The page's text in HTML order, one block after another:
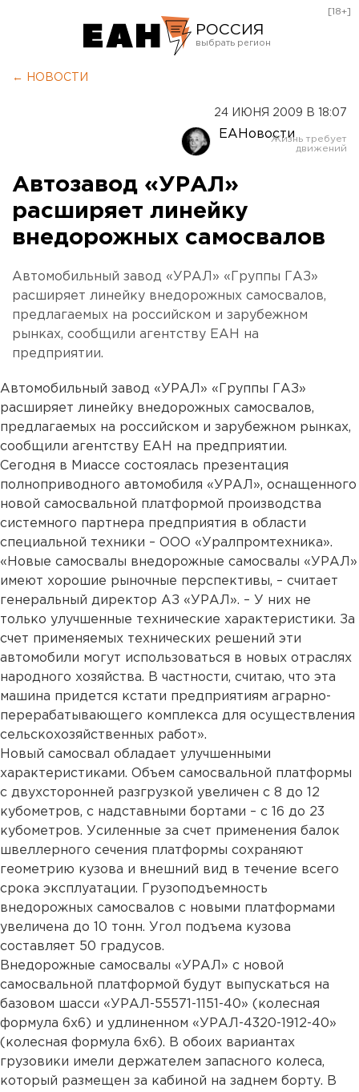
РОССИЯ
Оренбург
[18+]
← НОВОСТИ
24 ИЮНЯ 2009 В 18:07
ЕАНовости
Автозавод «УРАЛ»
расширяет линейку
внедорожных самосвалов
Автомобильный завод «УРАЛ» «Группы ГАЗ»
расширяет линейку внедорожных самосвалов,
предлагаемых на российском и зарубежном
рынках, сообщили агентству ЕАН на
предприятии.
Автомобильный завод «УРАЛ» «Группы ГАЗ»
расширяет линейку внедорожных самосвалов,
предлагаемых на российском и зарубежном рынках,
сообщили агентству ЕАН на предприятии.
Сегодня в Миассе состоялась презентация
полноприводного автомобиля «УРАЛ», оснащенного
новой самосвальной платформой производства
системного партнера предприятия в области
специальной техники – ООО «Уралпромтехника».
«Новые самосвалы внедорожные самосвалы «УРАЛ»
имеют хорошие рыночные перспективы, – считает
генеральный директор АЗ «УРАЛ». – У них не
только улучшенные технические характеристики. За
счет применяемых технических решений эти
автомобили могут использоваться в новых отраслях
народного хозяйства. В частности, считаю, что эта
машина придется кстати предприятиям аграрно-
перерабатывающего комплекса для осуществления
сельскохозяйственных работ».
Новый самосвал обладает улучшенными
характеристиками. Объем самосвальной платформы
с двухсторонней разгрузкой увеличен с 8 до 12
кубометров, с надставными бортами – с 16 до 23
кубометров. Усиленные за счет применения балок
швеллерного сечения платформы сохраняют
геометрию кузова и внешний вид в течение всего
срока эксплуатации. Грузоподъемность
внедорожных самосвалов с новыми платформами
увеличена до 10 тонн. Угол подъема кузова
составляет 50 градусов.
Внедорожные самосвалы «УРАЛ» с новой
самосвальной платформой будут выпускаться на
базовом шасси «УРАЛ-55571-1151-40» (колесная
формула 6х6) и удлиненном «УРАЛ-4320-1912-40»
(колесная формула 6х6). В обоих вариантах
грузовики имели держателем запасного колеса,
который размещен за кабиной на заднем борту. В